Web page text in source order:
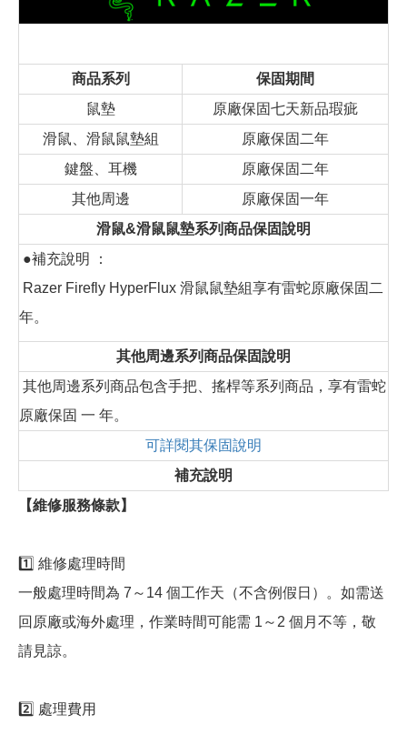
商品系列
保固期間
鼠墊
原廠保固七天新品瑕疵
滑鼠、滑鼠鼠墊組
原廠保固二年
鍵盤、耳機
原廠保固二年
其他周邊
原廠保固一年
滑鼠&滑鼠鼠墊系列商品保固說明
●補充說明 ：
Razer Firefly HyperFlux 滑鼠鼠墊組享有雷蛇原廠保固二
年。
其他周邊系列商品保固說明
其他周邊系列商品包含手把、搖桿等系列商品，享有雷蛇
原廠保固 一 年。
可詳閱其保固說明
補充說明
【維修服務條款】
1️⃣ 維修處理時間
一般處理時間為 7～14 個工作天（不含例假日）。如需送
回原廠或海外處理，作業時間可能需 1～2 個月不等，敬
請見諒。
2️⃣ 處理費用